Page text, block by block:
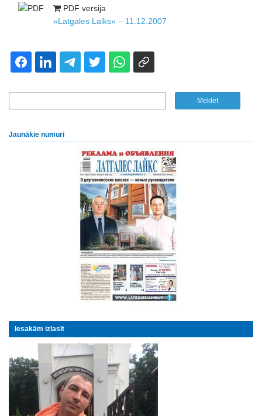
PDF versija
«Latgales Laiks» – 11.12.2007
Jaunākie numuri
Iesakām izlasīt